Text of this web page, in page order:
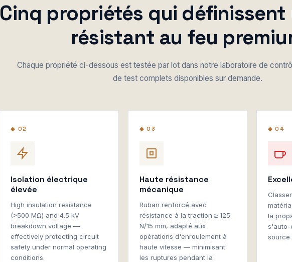
Cinq propriétés qui définissent
résistant au feu
Chaque propriété ci-dessous est testée par lot dans notre laboratoire de
de test complets disponibles sur demande.
◆ 02
Isolation électrique
élevée
High insulation resistance
(>500 MΩ) and 4.5 kV
breakdown voltage —
effectively protecting circuit
safety under normal operating
conditions.
◆ 03
Haute résistance
mécanique
Ruban renforcé avec
résistance à la traction ≥ 125
N/15 mm, adapté aux
opérations d'enroulement à
haute vitesse — minimisant
les ruptures pendant la
◆ 04
la
s'auto-
source